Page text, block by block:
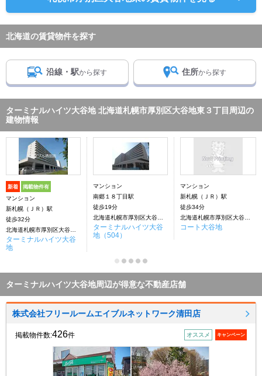
北海道の賃貸物件を探す
沿線・駅から探す 住所から探す
ターミナルハイツ大谷地 北海道札幌市厚別区大谷地東３丁目周辺の
建物情報
新着 掲載物件有
マンション
新札幌（ＪＲ）駅
徒歩32分
ターミナルハイツ大谷
地
マンション
南郷１８丁目駅
徒歩19分
ターミナルハイツ大谷
地（504）
マンション
新札幌（ＪＲ）駅
徒歩34分
コート大谷地
ターミナルハイツ大谷地周辺が得意な不動産店舗
株式会社フリールームエイブルネットワーク清田店
掲載物件数:426件 オススメ キャンペーン